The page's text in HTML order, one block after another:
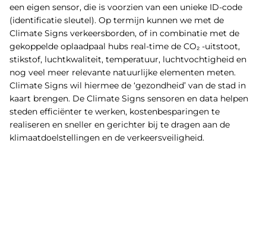
een eigen sensor, die is voorzien van een unieke ID-code
(identificatie sleutel). Op termijn kunnen we met de
Climate Signs verkeersborden, of in combinatie met de
gekoppelde oplaadpaal hubs real-time de CO₂ -uitstoot,
stikstof, luchtkwaliteit, temperatuur, luchtvochtigheid en
nog veel meer relevante natuurlijke elementen meten.
Climate Signs wil hiermee de ‘gezondheid’ van de stad in
kaart brengen. De Climate Signs sensoren en data helpen
steden efficiënter te werken, kostenbesparingen te
realiseren en sneller en gerichter bij te dragen aan de
klimaatdoelstellingen en de verkeersveiligheid.